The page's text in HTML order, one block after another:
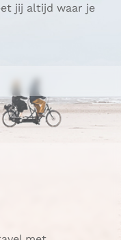
jij altijd waar je